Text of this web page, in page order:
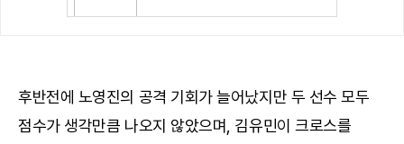
후반전에 노영진의 공격 기회가 늘어났지만 두 선수 모두
점수가 생각만큼 나오지 않았으며, 김유민이 크로스를